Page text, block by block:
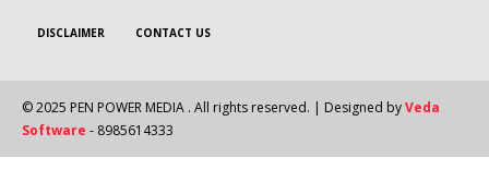
DISCLAIMER CONTACT US
© 2025 PEN POWER MEDIA . All rights reserved. | Designed byVeda
Software - 8985614333